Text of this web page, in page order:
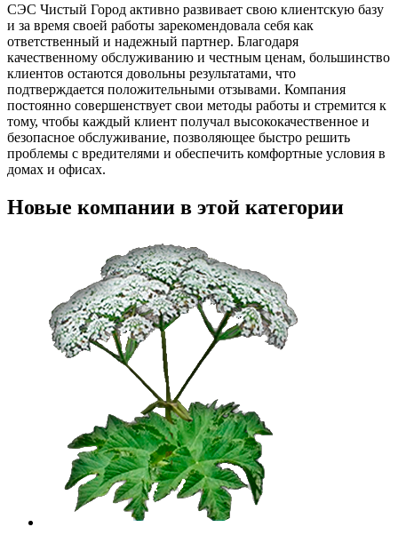
СЭС Чистый Город активно развивает свою клиентскую базу
и за время своей работы зарекомендовала себя как
ответственный и надежный партнер. Благодаря
качественному обслуживанию и честным ценам, большинство
клиентов остаются довольны результатами, что
подтверждается положительными отзывами. Компания
постоянно совершенствует свои методы работы и стремится к
тому, чтобы каждый клиент получал высококачественное и
безопасное обслуживание, позволяющее быстро решить
проблемы с вредителями и обеспечить комфортные условия в
домах и офисах.
Новые компании в этой категории